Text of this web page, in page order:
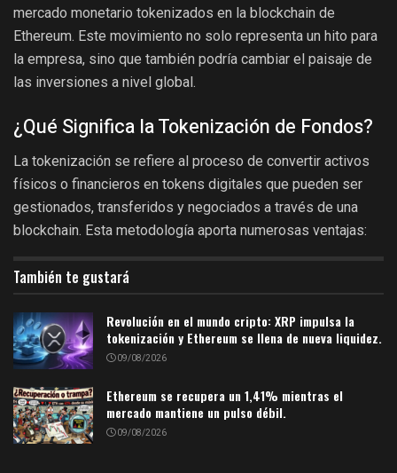
mercado monetario tokenizados en la blockchain de
Ethereum. Este movimiento no solo representa un hito para
la empresa, sino que también podría cambiar el paisaje de
las inversiones a nivel global.
¿Qué Significa la Tokenización de Fondos?
La tokenización se refiere al proceso de convertir activos
físicos o financieros en tokens digitales que pueden ser
gestionados, transferidos y negociados a través de una
blockchain. Esta metodología aporta numerosas ventajas:
También te gustará
Revolución en el mundo cripto: XRP impulsa la
tokenización y Ethereum se llena de nueva liquidez.
09/08/2026
Ethereum se recupera un 1,41% mientras el
mercado mantiene un pulso débil.
09/08/2026